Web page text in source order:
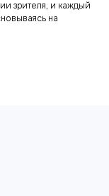
зрителя, и каждый
на